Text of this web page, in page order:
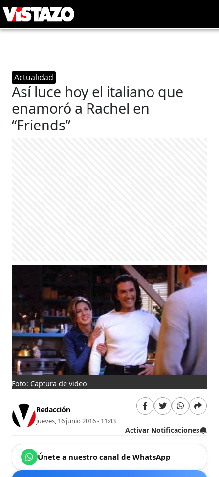
Actualidad
Así luce hoy el italiano que
enamoró a Rachel en
“Friends”
Foto: Captura de video
Redacción
jueves, 16 junio 2016 - 11:43
Activar Notificaciones
Únete a nuestro canal de WhatsApp